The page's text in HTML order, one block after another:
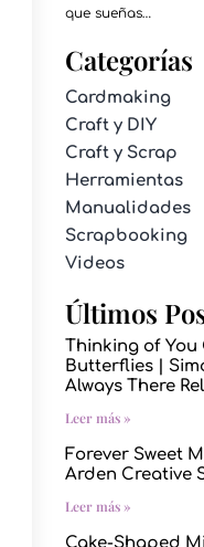
que sueñas…
Categorías
Cardmaking
Craft y DIY
Craft y Scrap
Herramientas
Manualidades
Scrapbooking
Videos
Últimos
Thinking of You
Butterflies |
Always There
Leer más »
Forever Sweet
Arden Creative
Leer más »
Cake-Shaped